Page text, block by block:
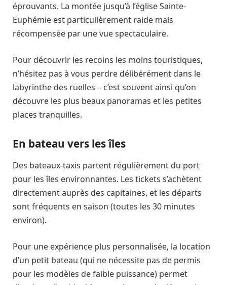
éprouvants. La montée jusqu’à l’église Sainte-
Euphémie est particulièrement raide mais
récompensée par une vue spectaculaire.
Pour découvrir les recoins les moins touristiques,
n’hésitez pas à vous perdre délibérément dans le
labyrinthe des ruelles – c’est souvent ainsi qu’on
découvre les plus beaux panoramas et les petites
places tranquilles.
En bateau vers les îles
Des bateaux-taxis partent régulièrement du port
pour les îles environnantes. Les tickets s’achètent
directement auprès des capitaines, et les départs
sont fréquents en saison (toutes les 30 minutes
environ).
Pour une expérience plus personnalisée, la location
d’un petit bateau (qui ne nécessite pas de permis
pour les modèles de faible puissance) permet